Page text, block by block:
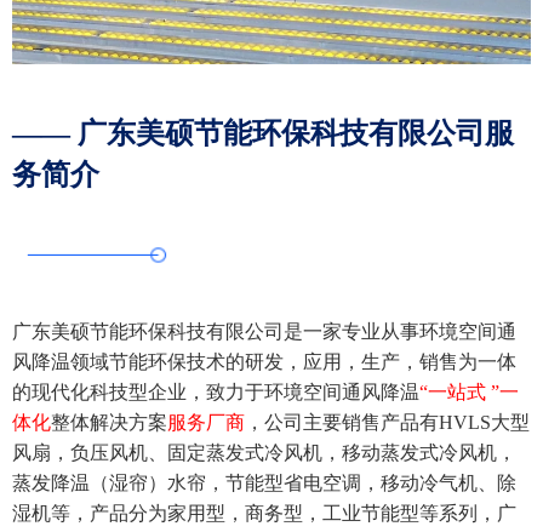
—— 广东美硕节能环保科技有限公司服
务简介
广东美硕节能环保科技有限公司是一家专业从事环境空间通
风降温领域节能环保技术的研发，应用，生产，销售为一体
的现代化科技型企业，致力于环境空间通风降温“一站式 ”一
体化整体解决方案服务厂商 ，公司主要销售产品有HVLS大型
风扇，负压风机、固定蒸发式冷风机，移动蒸发式冷风机，
蒸发降温（湿帘）水帘，节能型省电空调，移动冷气机、除
湿机等，产品分为家用型，商务型，工业节能型等系列，广